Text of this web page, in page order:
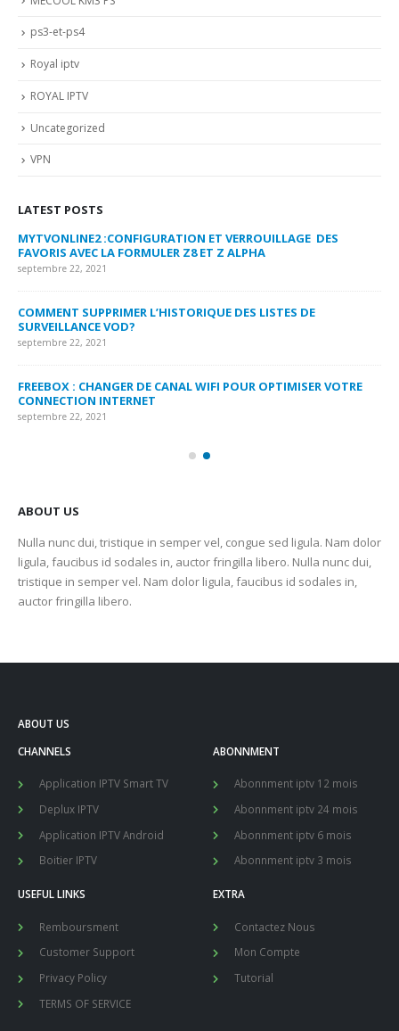
ps3-et-ps4
Royal iptv
ROYAL IPTV
Uncategorized
VPN
LATEST POSTS
MYTVONLINE2 :CONFIGURATION ET VERROUILLAGE DES
FAVORIS AVEC LA FORMULER Z8 ET Z ALPHA
septembre 22, 2021
COMMENT SUPPRIMER L’HISTORIQUE DES LISTES DE
SURVEILLANCE VOD?
septembre 22, 2021
FREEBOX : CHANGER DE CANAL WIFI POUR OPTIMISER VOTRE
CONNECTION INTERNET
septembre 22, 2021
ABOUT US
Nulla nunc dui, tristique in semper vel, congue sed ligula. Nam dolor
ligula, faucibus id sodales in, auctor fringilla libero. Nulla nunc dui,
tristique in semper vel. Nam dolor ligula, faucibus id sodales in,
auctor fringilla libero.
ABOUT US
CHANNELS
Application IPTV Smart TV
Deplux IPTV
Application IPTV Android
Boitier IPTV
ABONNMENT
Abonnment iptv 12 mois
Abonnment iptv 24 mois
Abonnment iptv 6 mois
Abonnment iptv 3 mois
USEFUL LINKS
Remboursment
Customer Support
Privacy Policy
TERMS OF SERVICE
EXTRA
Contactez Nous
Mon Compte
Tutorial